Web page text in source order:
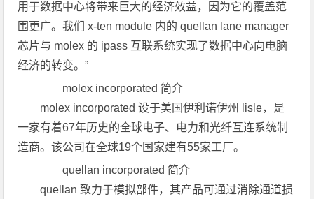
用于数据中心将带来巨大的经济效益，因为它的覆盖范
围更广。我们 x-ten module 内的 quellan lane manager
芯片与 molex 的 ipass 互联系统实现了数据中心向电脑
经济的转变。”
molex incorporated 简介
molex incorporated 设于美国伊利诺伊州 lisle，是
一家有着67年历史的全球电子、电力和光纤互连系统制
造商。该公司在全球19个国家建有55家工厂。
quellan incorporated 简介
quellan 致力于模拟部件，其产品可通过消除通道损